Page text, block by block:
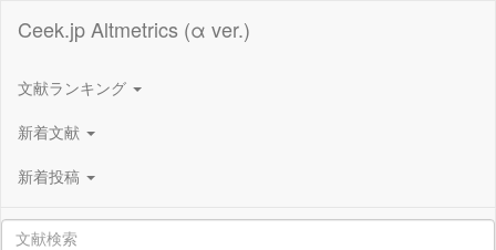
Ceek.jp Altmetrics (α ver.)
文献ランキング
新着文献
新着投稿